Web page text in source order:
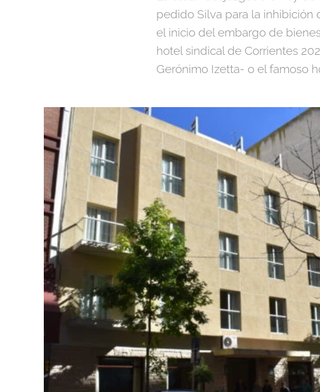
pedido Silva para la inhibición
el inicio del embargo de
hotel sindical de Corrientes
Gerónimo Izetta- o el famoso